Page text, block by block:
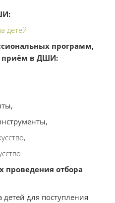
детей
программ,
приём в ДШИ:
отбора
для поступления